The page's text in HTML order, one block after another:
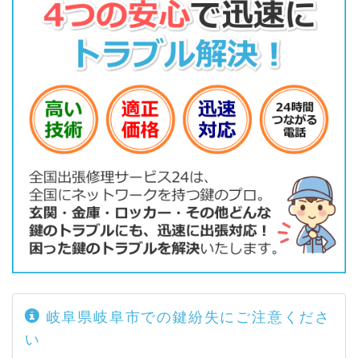
舟町 / 岩井 / 岩井万場 / 岩栄町 / 岩倉町 / 岩崎 / 岩田
東 / 岩田西 / 岩滝東 / 岩滝西 / 岩田坂 / 岩地 / 岩利 /
魚屋町 / 鵜川町 / 鶯谷 / 鶯谷町 / 宇佐 / 宇佐東町 / 宇
佐南 / 打越 / 靱屋町 / 梅ケ枝町 / 梅河町 / 梅園町 / 雲
/ 江崎南 / 江添 / 戎町 / 老松町 / 大池町 / 大蔵台 / 大
倉町 / 大菅北 / 大菅南 / 大富町 / 大縄場 / 大洞 / 大洞
柏台 / 大洞桐が丘 / 大洞桜台 / 大洞緑山 / 大洞紅葉が
丘 / 大洞西 / 大宮町 / 大柳町 / 大脇 / 沖ノ橋町 / 奥 /
小熊町 / 御杉町 / 織田塚町 / 織田町 / 御浪町 / 雄総桜
町 / 雄総緑町 / 雄総柳町 / 折立 / 鏡島 / 鏡島市場 / 鏡
島精華 / 鏡島町 / 鏡島中 / 鏡島西 / 鏡島南 / 鏡岩 / 鍵
屋中町 / 鍵屋東町 / 鍵屋西町 / 学園町 / 神楽町 / 花月
町 / 水主町 / 鹿島町 / 粕森町 / 梶川町 / 春日町 / 霞町
納梅田町 / 加納大石町 / 加納大手町 / 加納奥平町 / 加
納上本町 / 加納北広江町 / 加納清田町 / 加納清野町 /
岐阜県岐阜市での鍵紛失にご注意くださ
い